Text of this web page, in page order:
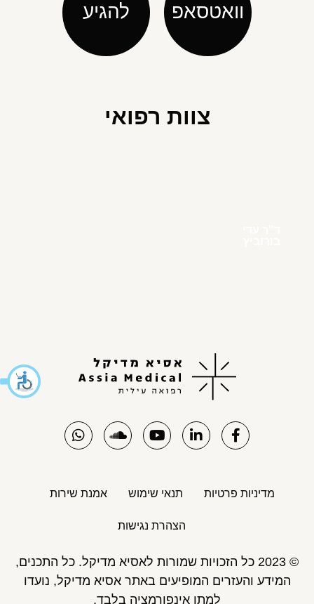
וואטסאפ להגיע
צוות רפואי
מדיניות פרטיות תנאי שימוש אמנת שירות
הצהרת נגישות
© 2023 כל הזכויות שמורות לאסיא מדיקל. כל התכנים,
המידע והעזרים המופיעים באתר אסיא מדיקל, נועדו
למתן אינפורמציה בלבד,